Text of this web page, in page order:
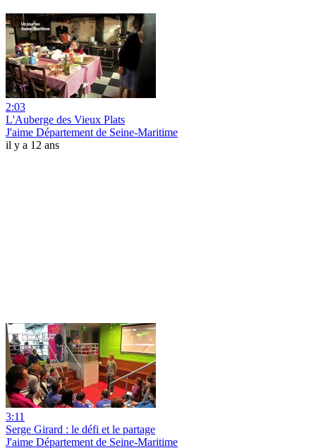
2:03
L'Auberge des Vieux Plats
J'aime Département de Seine-Maritime
il y a 12 ans
3:11
Serge Girard : le défi et le partage
J'aime Département de Seine-Maritime